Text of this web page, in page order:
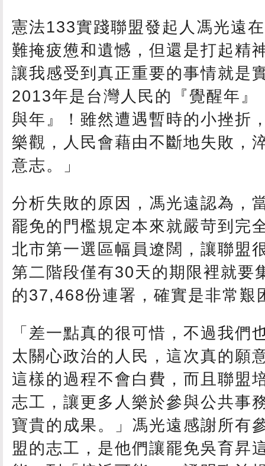
憲法133實踐聯盟發起人馮光遠
難掩疲憊和遺憾，但還是打起精
讓我感受到真正重要的事情就是
2013年是台灣人民的
『 覺醒年 』
與年』！雖然遭遇暫時的小挫折
樂觀，人民會藉由不斷地失敗，
意志。」
分析失敗的原因，馮光遠認為，
罷免的門檻規定本來就嚴苛到完
北市第一選區幅員遼闊，讓聯盟
第二階段僅有30天的期限裡就要
的37,468份連署，確實是非常艱
「差一點真的很可惜，不過我們
太關心政治的人民，這次真的願
這樣的過程不會白費，而且聯盟
志工，讓更多人樂於參與公共事
寶貴的成果。」 馮光遠感謝所有
盟的志工，是他們讓罷免吳育昇